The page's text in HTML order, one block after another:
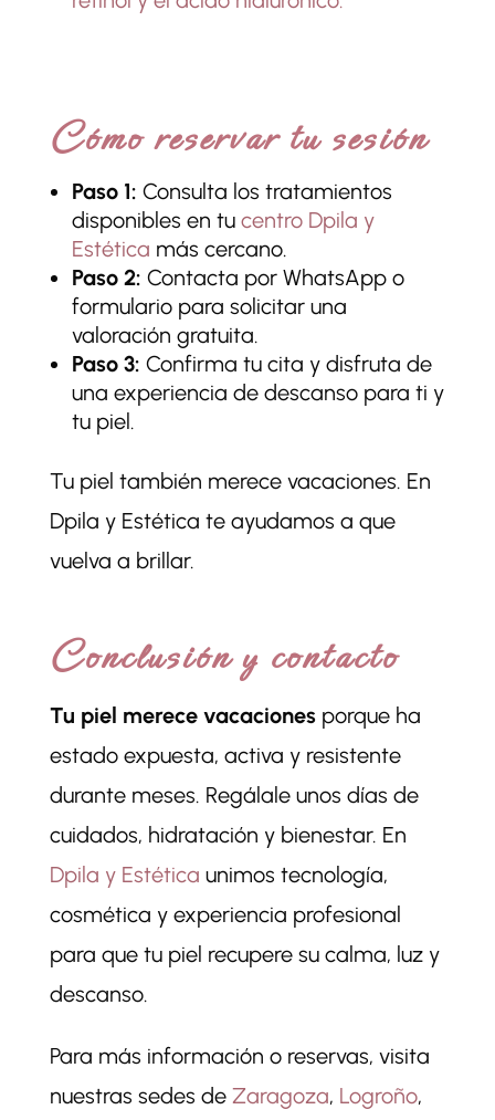
Cómo reservar tu sesión
Paso 1: Consulta los tratamientos
disponibles en tu centro Dpila y
Estética más cercano.
Paso 2: Contacta por WhatsApp o
formulario para solicitar una
valoración gratuita.
Paso 3: Confirma tu cita y disfruta de
una experiencia de descanso para ti y
tu piel.
Tu piel también merece vacaciones. En
Dpila y Estética te ayudamos a que
vuelva a brillar.
Conclusión y contacto
Tu piel merece vacacionesporque ha
estado expuesta, activa y resistente
durante meses. Regálale unos días de
cuidados, hidratación y bienestar. En
Dpila y Estética unimos tecnología,
cosmética y experiencia profesional
para que tu piel recupere su calma, luz y
descanso.
Para más información o reservas, visita
nuestras sedes de Zaragoza, Logroño,